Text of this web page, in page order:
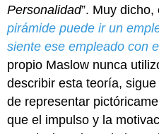
Personalidad”. Muy
pirámide puede ir un
siente ese empleado con
propio Maslow nunca
describir esta teoría,
de representar
que el impulso y la